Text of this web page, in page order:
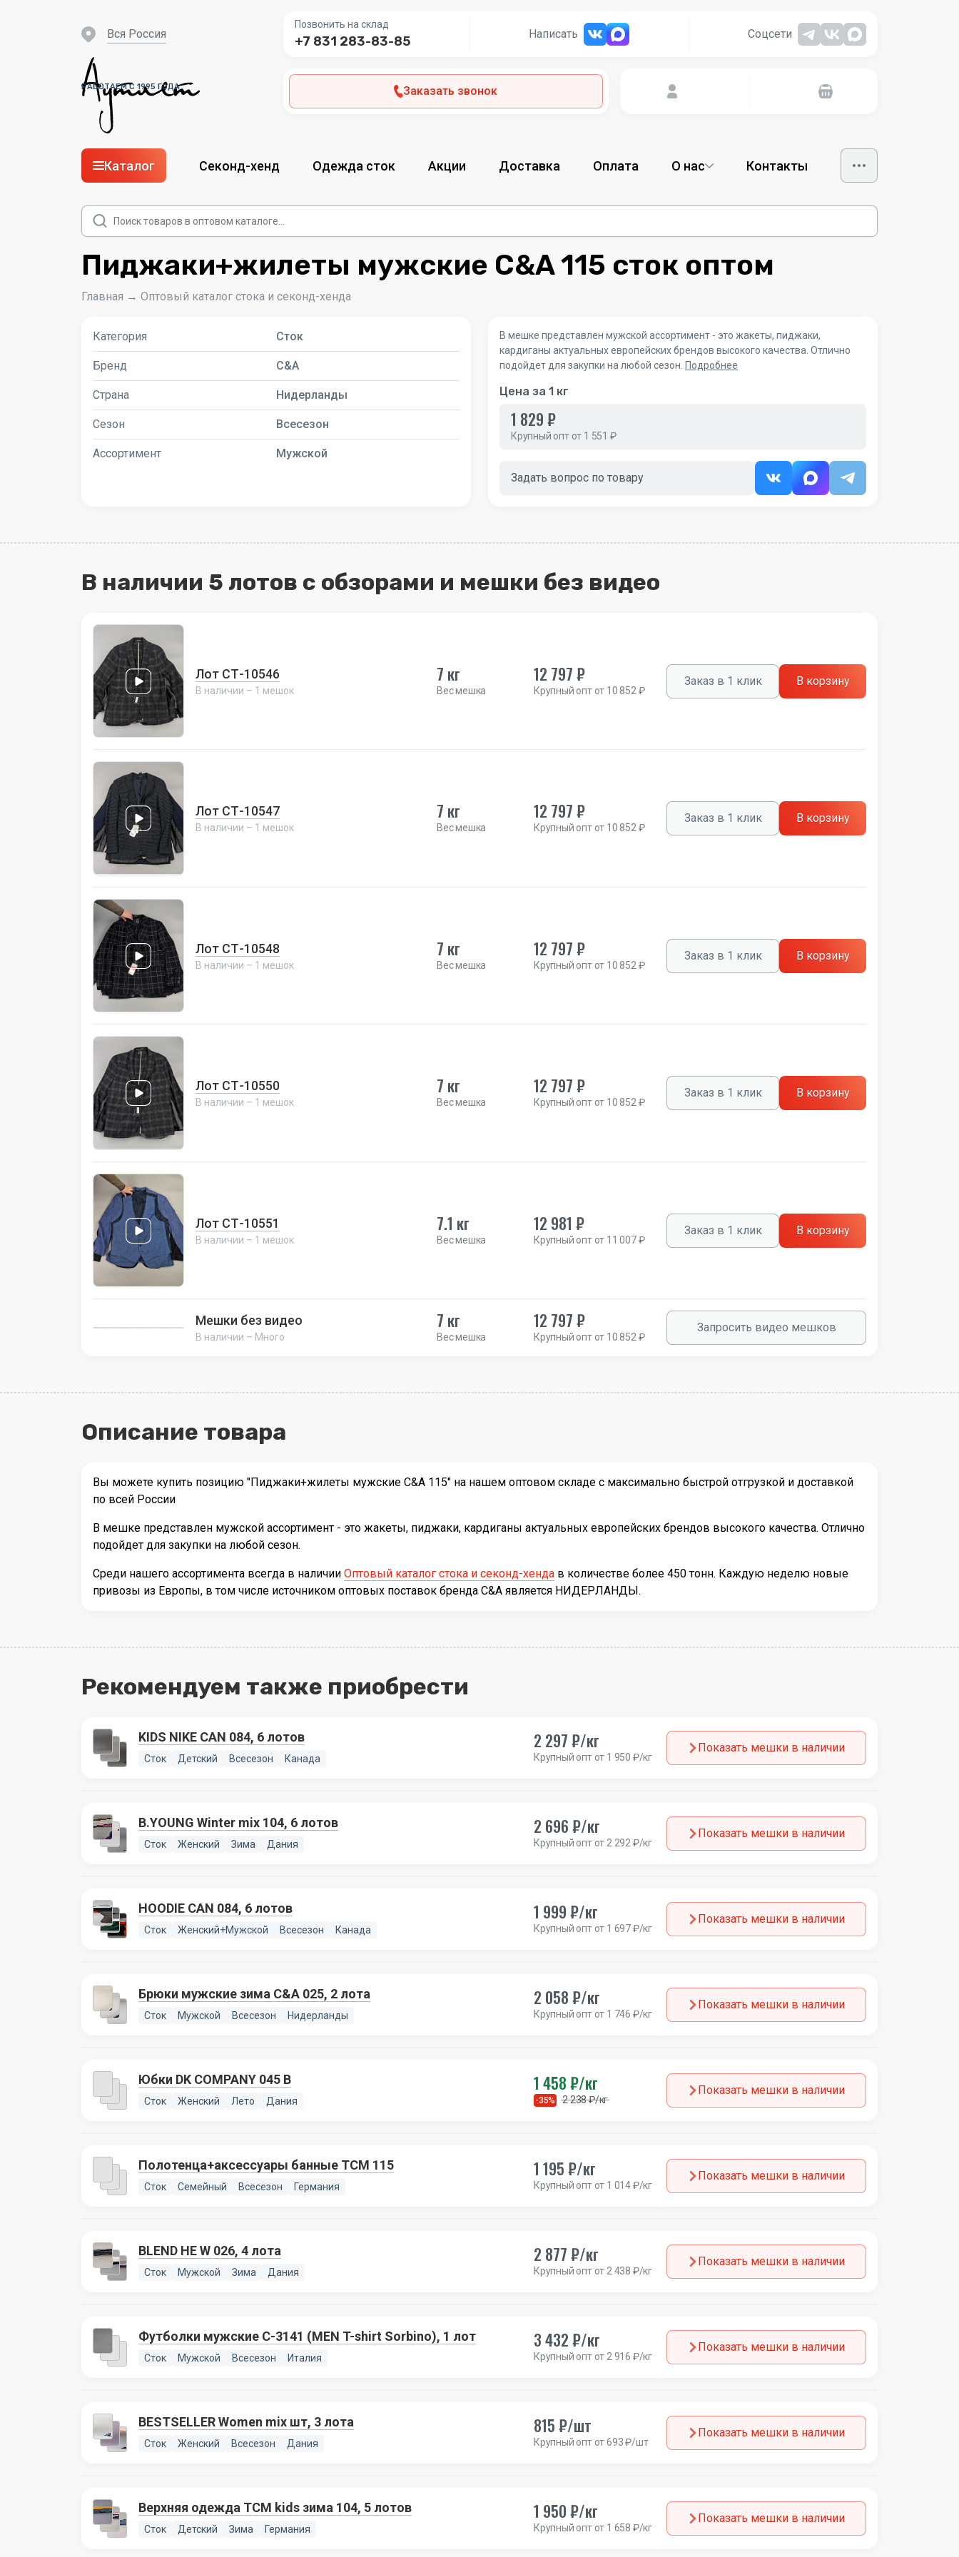
РАБОТАЕМ С 1995 ГОДА
вся Россия
Позвонить на склад
+7 831 283-83-85 Написать Соцсети
Заказать звонок
Каталог Секонд-хенд Одежда сток Акции Доставка Оплата О нас Контакты
Поиск
товаров
Пиджаки+жилеты мужские C&A 115 сток оптом
Главная → Оптовый каталог стока и секонд-хенда
Категория Сток
Бренд C&A
Страна Нидерланды
Сезон Всесезон
Ассортимент Мужской
В мешке представлен мужской ассортимент - это жакеты, пиджаки,
кардиганы актуальных европейских брендов высокого качества. Отлично
подойдет для закупки на любой сезон. Подробнее
Цена за 1 кг
1 829 ₽
Крупный опт от 1 551 ₽
Задать вопрос по товару
В наличии 5 лотов с обзорами и мешки без видео
Лот СТ-10546
В наличии – 1 мешок
7 кг
Вес мешка
12 797 ₽
Крупный опт от 10 852 ₽
Заказ в 1 клик В корзину
Лот СТ-10547
В наличии – 1 мешок
7 кг
Вес мешка
12 797 ₽
Крупный опт от 10 852 ₽
Заказ в 1 клик В корзину
Лот СТ-10548
В наличии – 1 мешок
7 кг
Вес мешка
12 797 ₽
Крупный опт от 10 852 ₽
Заказ в 1 клик В корзину
Лот СТ-10550
В наличии – 1 мешок
7 кг
Вес мешка
12 797 ₽
Крупный опт от 10 852 ₽
Заказ в 1 клик В корзину
Лот СТ-10551
В наличии – 1 мешок
7.1 кг
Вес мешка
12 981 ₽
Крупный опт от 11 007 ₽
Заказ в 1 клик В корзину
Мешки без видео
В наличии – Много
7 кг
Вес мешка
12 797 ₽
Крупный опт от 10 852 ₽
Запросить видео мешков
Описание товара
Вы можете купить позицию "Пиджаки+жилеты мужские C&A 115" на нашем оптовом складе с максимально быстрой отгрузкой и доставкой
по всей России
В мешке представлен мужской ассортимент - это жакеты, пиджаки, кардиганы актуальных европейских брендов высокого качества. Отлично
подойдет для закупки на любой сезон.
Среди нашего ассортимента всегда в наличии Оптовый каталог стока и секонд-хенда в количестве более 450 тонн. Каждую неделю новые
привозы из Европы, в том числе источником оптовых поставок бренда C&A является НИДЕРЛАНДЫ.
Рекомендуем также приобрести
KIDS NIKE CAN 084, 6 лотов
Сток Детский Всесезон Канада
2 297 ₽/кг
Крупный опт от 1 950 ₽/кг
Показать мешки в наличии
B.YOUNG Winter mix 104, 6 лотов
Сток Женский Зима Дания
2 696 ₽/кг
Крупный опт от 2 292 ₽/кг
Показать мешки в наличии
HOODIE CAN 084, 6 лотов
Сток Женский+Мужской Всесезон Канада
1 999 ₽/кг
Крупный опт от 1 697 ₽/кг
Показать мешки в наличии
Брюки мужские зима C&A 025, 2 лота
Сток Мужской Всесезон Нидерланды
2 058 ₽/кг
Крупный опт от 1 746 ₽/кг
Показать мешки в наличии
Юбки DK COMPANY 045 B
Сток Женский Лето Дания
1 458 ₽/кг
-35% 2 238 ₽/кг
Показать мешки в наличии
Полотенца+аксессуары банные TCM 115
Сток Семейный Всесезон Германия
1 195 ₽/кг
Крупный опт от 1 014 ₽/кг
Показать мешки в наличии
BLEND HE W 026, 4 лота
Сток Мужской Зима Дания
2 877 ₽/кг
Крупный опт от 2 438 ₽/кг
Показать мешки в наличии
Футболки мужские C-3141 (MEN T-shirt Sorbino), 1 лот
Сток Мужской Всесезон Италия
3 432 ₽/кг
Крупный опт от 2 916 ₽/кг
Показать мешки в наличии
BESTSELLER Women mix шт, 3 лота
Сток Женский Всесезон Дания
815 ₽/шт
Крупный опт от 693 ₽/шт
Показать мешки в наличии
Верхняя одежда TCM kids зима 104, 5 лотов
Сток Детский Зима Германия
1 950 ₽/кг
Крупный опт от 1 658 ₽/кг
Показать мешки в наличии